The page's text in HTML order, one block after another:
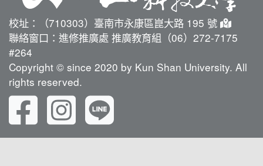
校址：（710303）臺南市永康區崑大路 195 號
聯絡窗口：進修推廣處 推廣教育組（06）272-7175
#264
Copyright © since 2020 by Kun Shan University. All
rights reserved.